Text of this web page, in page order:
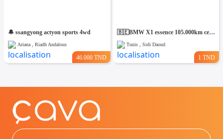
🔔 ssangyong actyon sports 4wd
Ariana , Riadh Andalous
46.000 TND
🇧🇪BMW X1 essence 105.000km certifiées🇩🇪 1ere main / entretien chez BMW charguia
Tunis , Sidi Daoud
1 TND